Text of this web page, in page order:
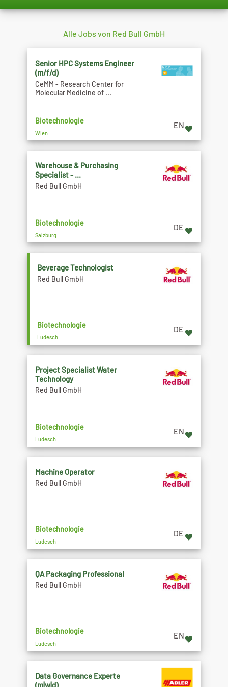
Alle Jobs von Red Bull GmbH
Senior HPC Systems Engineer
(m/f/d)
CeMM - Research Center for
Molecular Medicine of ...
Biotechnologie
Wien
EN
Warehouse & Purchasing
Specialist - ...
Red Bull GmbH
Biotechnologie
Salzburg
DE
Beverage Technologist
Red Bull GmbH
Biotechnologie
Ludesch
DE
Project Specialist Water
Technology
Red Bull GmbH
Biotechnologie
Ludesch
EN
Machine Operator
Red Bull GmbH
Biotechnologie
Ludesch
DE
QA Packaging Professional
Red Bull GmbH
Biotechnologie
Ludesch
EN
Data Governance Experte
(m|w|d)